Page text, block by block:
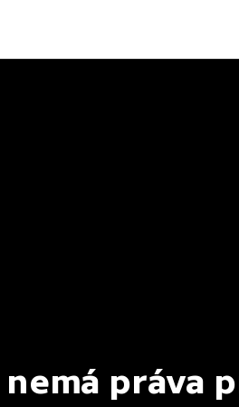
nemá práva